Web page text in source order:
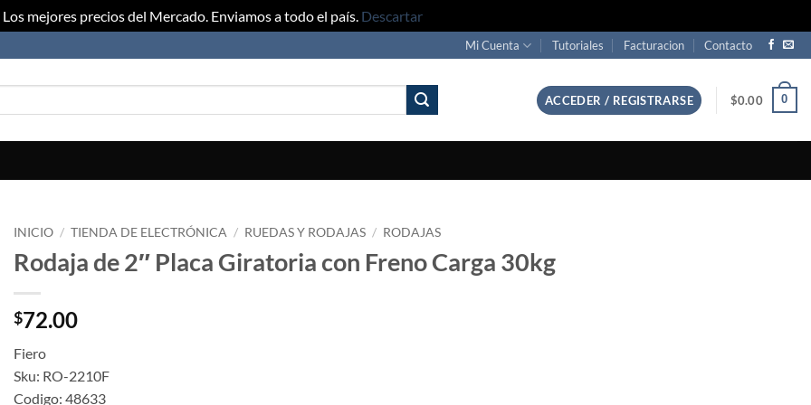
Los mejores precios del Mercado. Enviamos a todo el país. Descartar
Mi Cuenta Tutoriales Facturacion Contacto
ACCEDER / REGISTRARSE $0.00 0
INICIO / TIENDA DE ELECTRÓNICA / RUEDAS Y RODAJAS / RODAJAS
Rodaja de 2″ Placa Giratoria con Freno Carga 30kg
$72.00
Fiero
Sku: RO-2210F
Codigo: 48633